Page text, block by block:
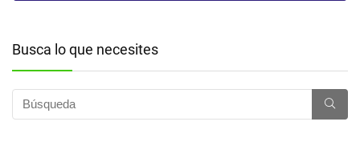
Busca lo que necesites